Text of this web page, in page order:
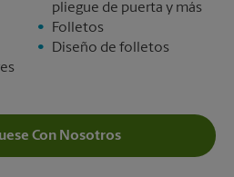
pliegue de puerta y más
Folletos
Diseño de folletos
Con Nosotros